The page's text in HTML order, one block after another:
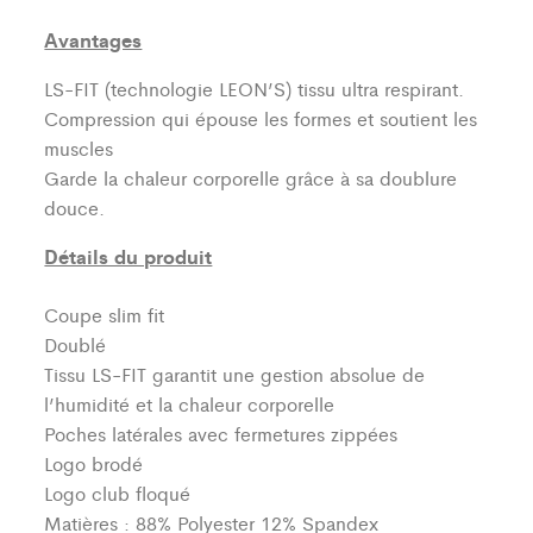
Avantages
LS-FIT (technologie LEON’S)tissu ultra respirant.
Compression qui épouse les formes et soutient les
muscles
Garde la chaleur corporelle grâce à sa doublure
douce.
Détails du produit
Coupe slim fit
Doublé
Tissu LS-FIT garantit une gestion absolue de
l’humidité et la chaleur corporelle
Poches latérales avec fermetures zippées
Logo brodé
Logo club floqué
Matières : 88% Polyester 12% Spandex